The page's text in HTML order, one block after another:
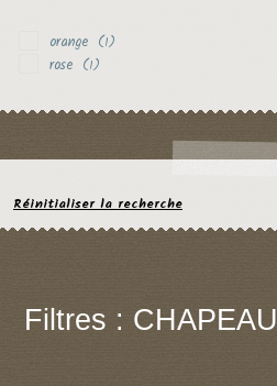
orange (1)
rose (1)
Réinitialiser la recherche
Filtres : CHAPEAU